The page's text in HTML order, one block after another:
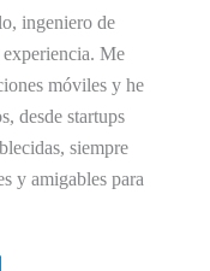
ingeniero de
Me
móviles y he
desde startups
siempre
y amigables para